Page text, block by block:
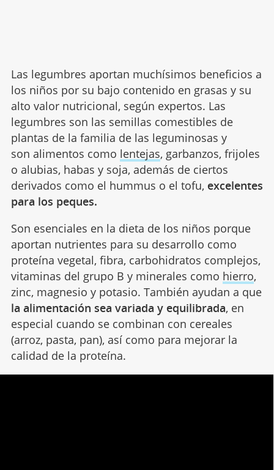
Las legumbres aportan muchísimos beneficios a
los niños por su bajo contenido en grasas y su
alto valor nutricional, según expertos. Las
legumbres son las semillas comestibles de
plantas de la familia de las leguminosas y
son alimentos como lentejas, garbanzos, frijoles
o alubias, habas y soja, además de ciertos
derivados como el hummus o el tofu, excelentes
para los peques.
Son esenciales en la dieta de los niños porque
aportan nutrientes para su desarrollo como
proteína vegetal, fibra, carbohidratos complejos,
vitaminas del grupo B y minerales como hierro,
zinc, magnesio y potasio. También ayudan a que
la alimentación sea variada y equilibrada, en
especial cuando se combinan con cereales
(arroz, pasta, pan), así como para mejorar la
calidad de la proteína.